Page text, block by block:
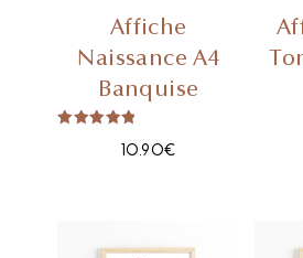
Affiche
Naissance A4
Banquise
10.90€